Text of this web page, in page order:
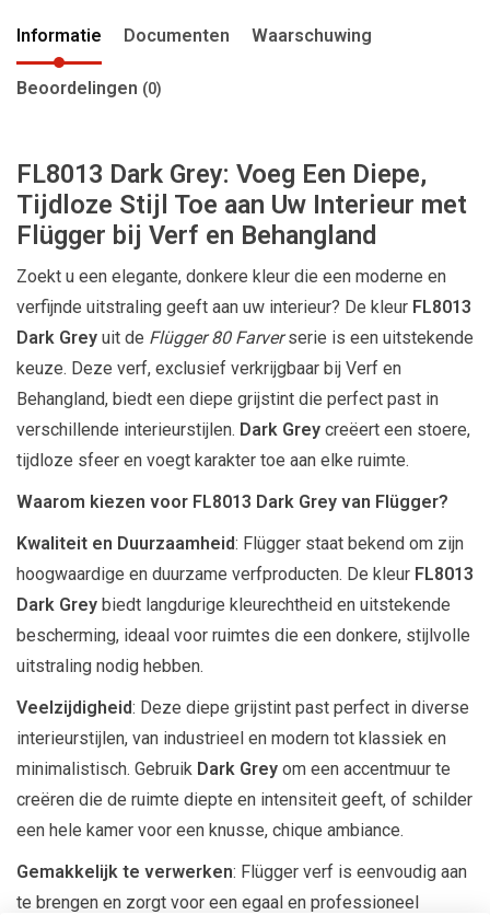
Informatie Documenten Waarschuwing
Beoordelingen (0)
FL8013 Dark Grey: Voeg Een Diepe,
Tijdloze Stijl Toe aan Uw Interieur met
Flügger bij Verf en Behangland
Zoekt u een elegante, donkere kleur die een moderne en
verfijnde uitstraling geeft aan uw interieur? De kleur FL8013
Dark Grey uit de Flügger 80 Farverserie is een uitstekende
keuze. Deze verf, exclusief verkrijgbaar bij Verf en
Behangland, biedt een diepe grijstint die perfect past in
verschillende interieurstijlen. Dark Grey creëert een stoere,
tijdloze sfeer en voegt karakter toe aan elke ruimte.
Waarom kiezen voor FL8013 Dark Grey van Flügger?
Kwaliteit en Duurzaamheid: Flügger staat bekend om zijn
hoogwaardige en duurzame verfproducten. De kleur FL8013
Dark Grey biedt langdurige kleurechtheid en uitstekende
bescherming, ideaal voor ruimtes die een donkere, stijlvolle
uitstraling nodig hebben.
Veelzijdigheid: Deze diepe grijstint past perfect in diverse
interieurstijlen, van industrieel en modern tot klassiek en
minimalistisch. Gebruik Dark Grey om een accentmuur te
creëren die de ruimte diepte en intensiteit geeft, of schilder
een hele kamer voor een knusse, chique ambiance.
Gemakkelijk te verwerken: Flügger verf is eenvoudig aan
te brengen en zorgt voor een egaal en professioneel